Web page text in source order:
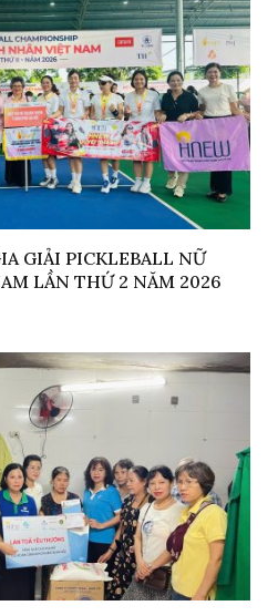
GIẢI PICKLEBALL NỮ
LẦN THỨ 2 NĂM 2026